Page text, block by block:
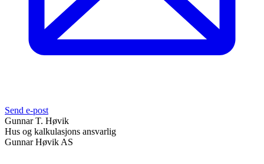
Send e-post
Gunnar T. Høvik
Hus og kalkulasjons ansvarlig
Gunnar Høvik AS